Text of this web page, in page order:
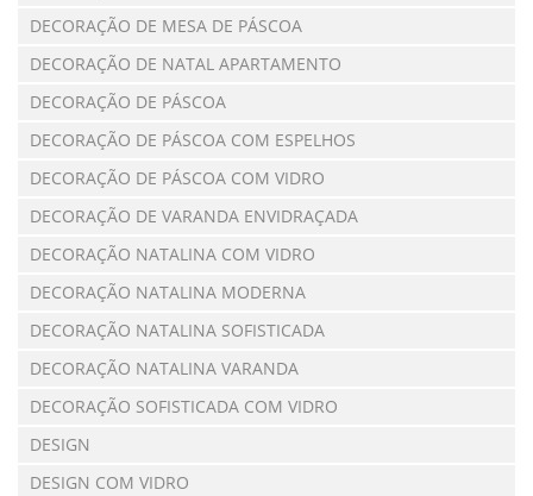
DECORAÇÃO DE MESA DE PÁSCOA
DECORAÇÃO DE NATAL APARTAMENTO
DECORAÇÃO DE PÁSCOA
DECORAÇÃO DE PÁSCOA COM ESPELHOS
DECORAÇÃO DE PÁSCOA COM VIDRO
DECORAÇÃO DE VARANDA ENVIDRAÇADA
DECORAÇÃO NATALINA COM VIDRO
DECORAÇÃO NATALINA MODERNA
DECORAÇÃO NATALINA SOFISTICADA
DECORAÇÃO NATALINA VARANDA
DECORAÇÃO SOFISTICADA COM VIDRO
DESIGN
DESIGN COM VIDRO